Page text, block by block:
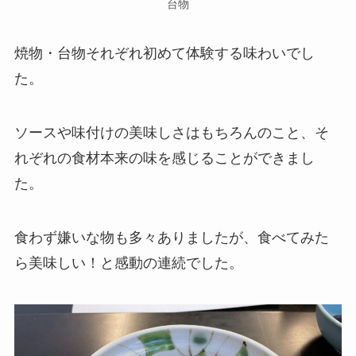
台物
焼物・台物それぞれ初めて体験する味わいでし
た。
ソースや味付けの美味しさはもちろんのこと、そ
れぞれの食材本来の味を感じることができまし
た。
食わず嫌いな物も多々ありましたが、食べてみた
ら美味しい！と感動の連続でした。